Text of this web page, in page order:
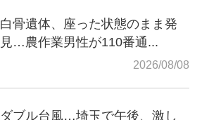
白骨遺体、座った状態のまま発
見…農作業男性が110番通...
2026/08/08
ダブル台風…埼玉で午後、激し